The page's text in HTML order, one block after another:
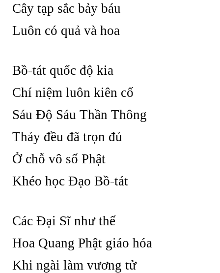
Cây tạp sắc bảy báu
Luôn có quả và hoa
Bồ-tát quốc độ kia
Chí niệm luôn kiên cố
Sáu Độ Sáu Thần Thông
Thảy đều đã trọn đủ
Ở chỗ vô số Phật
Khéo học Đạo Bồ-tát
Các Đại Sĩ như thế
Hoa Quang Phật giáo hóa
Khi ngài làm vương tử